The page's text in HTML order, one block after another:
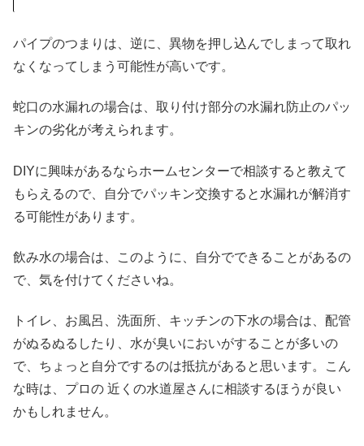
パイプのつまりは、逆に、異物を押し込んでしまって取れ
なくなってしまう可能性が高いです。
蛇口の水漏れの場合は、取り付け部分の水漏れ防止のパッ
キンの劣化が考えられます。
DIYに興味があるならホームセンターで相談すると教えて
もらえるので、自分でパッキン交換すると水漏れが解消す
る可能性があります。
飲み水の場合は、このように、自分でできることがあるの
で、気を付けてくださいね。
トイレ、お風呂、洗面所、キッチンの下水の場合は、配管
がぬるぬるしたり、水が臭いにおいがすることが多いの
で、ちょっと自分でするのは抵抗があると思います。こん
な時は、プロの 近くの水道屋さんに相談するほうが良い
かもしれません。